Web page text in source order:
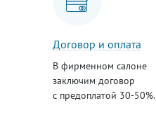
Договор и оплата
В фирменном салоне
заключим договор
с предоплатой 30-50%.